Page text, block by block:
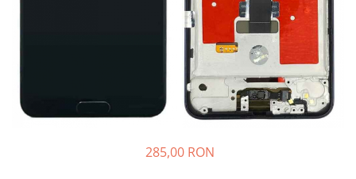
Componente GSM
285,00 RON